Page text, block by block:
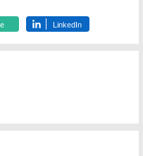
LinkedIn